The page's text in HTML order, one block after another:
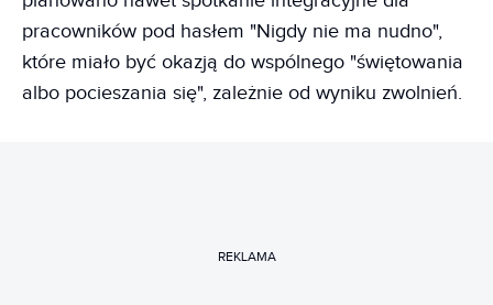
pracowników pod hasłem "Nigdy nie ma nudno",
które miało być okazją do wspólnego "świętowania
albo pocieszania się", zależnie od wyniku zwolnień.
REKLAMA